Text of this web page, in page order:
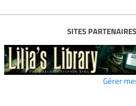
SITES
Gérer